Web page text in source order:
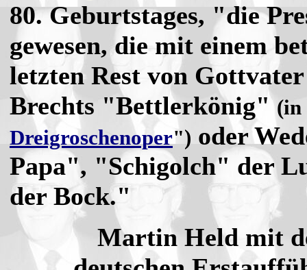
80. Geburtstages, "die
gewesen, die mit einem
letzten Rest von
Brechts "Bettlerkönig"
Dreigroschenoper") oder
Papa", "Schigolch" der
der Bock."
Martin Held mit